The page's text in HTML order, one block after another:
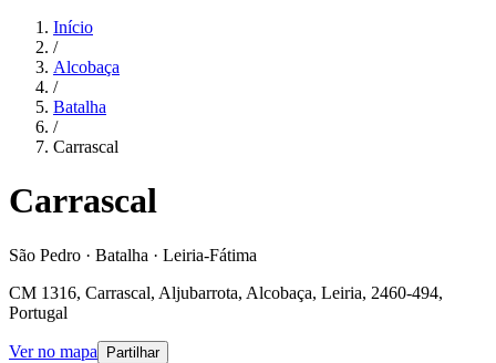
Início
/
Alcobaça
/
Batalha
/
Carrascal
Carrascal
São Pedro · Batalha · Leiria-Fátima
CM 1316, Carrascal, Aljubarrota, Alcobaça, Leiria, 2460-494,
Portugal
Ver no mapa Partilhar